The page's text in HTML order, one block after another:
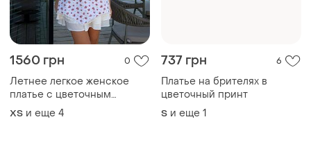
1560 грн 0
Летнее легкое женское
платье с цветочным
принтом
ХS и еще 4
737 грн 6
Платье на брителях в
цветочный принт
S и еще 1